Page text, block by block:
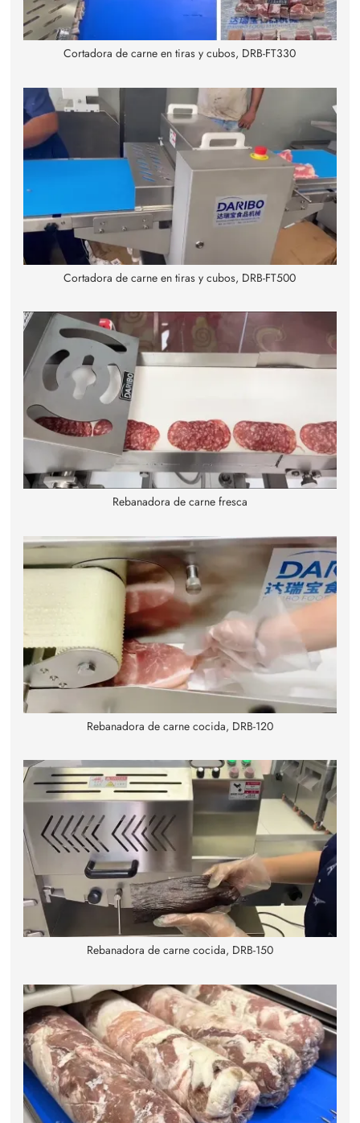
Cortadora de carne en tiras y cubos, DRB-FT330
Cortadora de carne en tiras y cubos, DRB-FT500
Rebanadora de carne fresca
Rebanadora de carne cocida, DRB-120
Rebanadora de carne cocida, DRB-150